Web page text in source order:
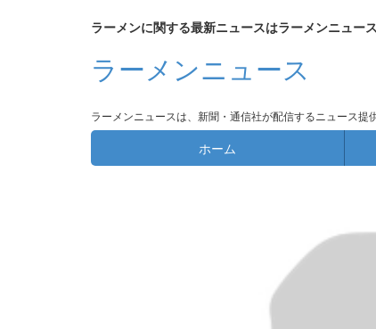
ラーメンに関する最新ニュースはラーメンニュース
ラーメンニュース
ラーメンニュースは、新聞・通信社が配信するニュース
ホーム